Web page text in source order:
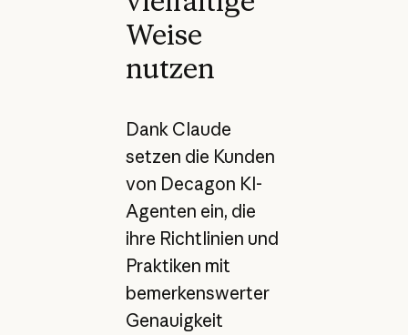
Weise
nutzen
Dank Claude
setzen die Kunden
von Decagon KI-
Agenten ein, die
ihre Richtlinien und
Praktiken mit
bemerkenswerter
Genauigkeit